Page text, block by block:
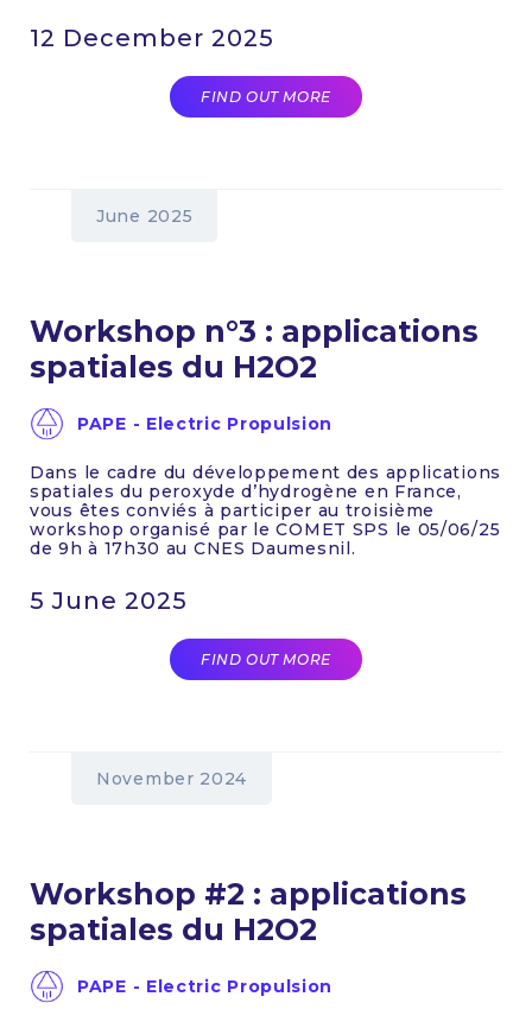
12 December 2025
FIND OUT MORE
June 2025
5 June 2025
Workshop n°3 : applications
spatiales du H2O2
PAPE - Electric Propulsion
Dans le cadre du développement des applications
spatiales du peroxyde d’hydrogène en France,
vous êtes conviés à participer au troisième
workshop organisé par le COMET SPS le 05/06/25
de 9h à 17h30 au CNES Daumesnil.
FIND OUT MORE
November 2024
Workshop #2 : applications
spatiales du H2O2
PAPE - Electric Propulsion